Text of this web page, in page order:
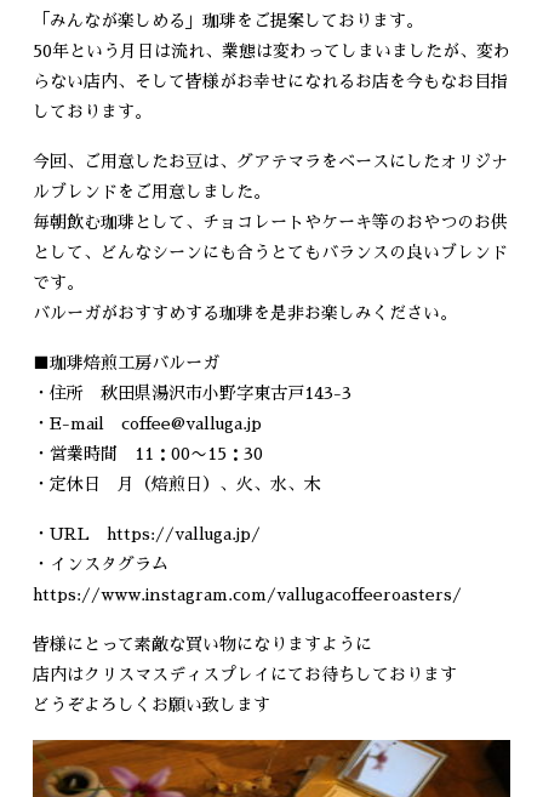
「みんなが楽しめる」珈琲をご提案しております。
50年という月日は流れ、業態は変わってしまいましたが、変わ
らない店内、そして皆様がお幸せになれるお店を今もなお目指
しております。
今回、ご用意したお豆は、グアテマラをベースにしたオリジナ
ルブレンドをご用意しました。
毎朝飲む珈琲として、チョコレートやケーキ等のおやつのお供
として、どんなシーンにも合うとてもバランスの良いブレンド
です。
バルーガがおすすめする珈琲を是非お楽しみください。
■珈琲焙煎工房バルーガ
・住所 秋田県湯沢市小野字東古戸143-3
・E-mail coffee@valluga.jp
・営業時間 11：00〜15：30
・定休日 月（焙煎日）、火、水、木
・URL https://valluga.jp/
・インスタグラム
https://www.instagram.com/vallugacoffeeroasters/
皆様にとって素敵な買い物になりますように
店内はクリスマスディスプレイにてお待ちしております
どうぞよろしくお願い致します